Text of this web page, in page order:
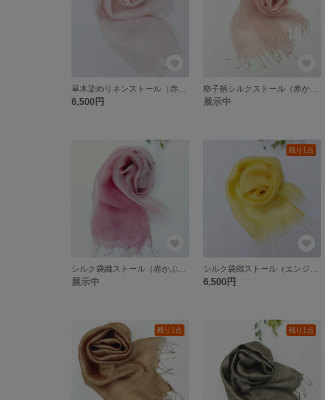
6,500円
格子柄シルクストール（赤かぶ）
展示中
展示中
残り1点
6,500円
残り1点 残り1点